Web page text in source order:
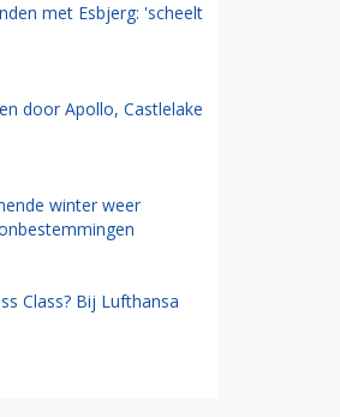
met Esbjerg: 'scheelt
door Apollo, Castlelake
winter weer
Class? Bij Lufthansa